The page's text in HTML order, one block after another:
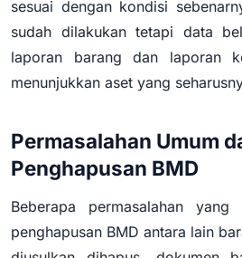
sesuai dengan kondisi
sudah dilakukan tetapi data
laporan barang dan laporan
menunjukkan aset yang
Permasalahan Umum
Penghapusan BMD
Beberapa permasalahan
penghapusan BMD antara lain